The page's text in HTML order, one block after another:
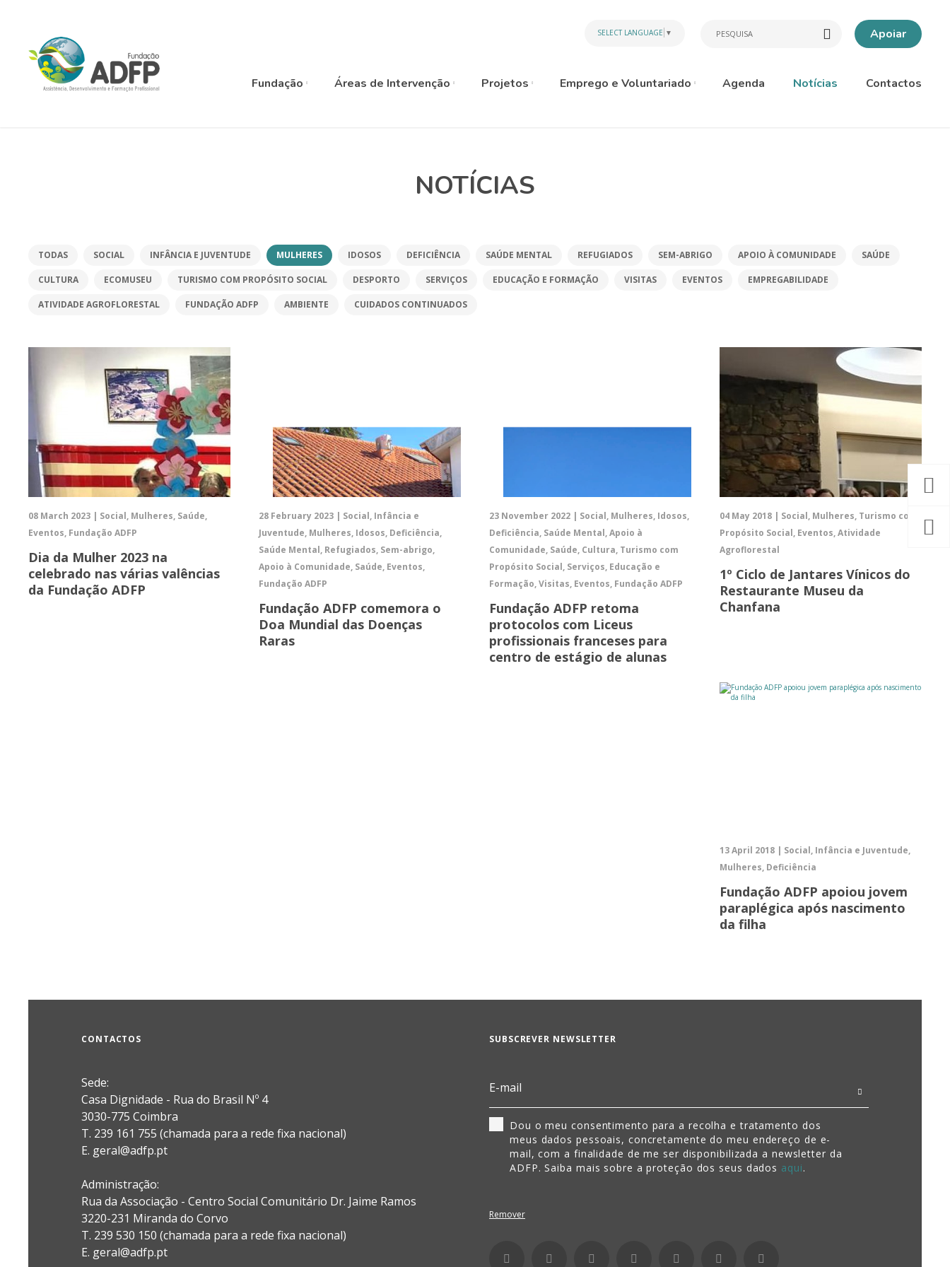
SELECT LANGUAGE ▼ Apoiar
Fundação Áreas de Intervenção Projetos Emprego e Voluntariado Agenda Notícias Contactos
NOTÍCIAS
TODAS SOCIAL INFÂNCIA E JUVENTUDE MULHERES IDOSOS DEFICIÊNCIA SAÚDE MENTAL REFUGIADOS SEM-ABRIGO APOIO À COMUNIDADE SAÚDE
CULTURA ECOMUSEU TURISMO COM PROPÓSITO SOCIAL DESPORTO SERVIÇOS EDUCAÇÃO E FORMAÇÃO VISITAS EVENTOS EMPREGABILIDADE
ATIVIDADE AGROFLORESTAL FUNDAÇÃO ADFP AMBIENTE CUIDADOS CONTINUADOS
08 March 2023 | Social, Mulheres, Saúde,
Eventos, Fundação ADFP
Dia da Mulher 2023 na
celebrado nas várias valências
da Fundação ADFP
28 February 2023 | Social, Infância e
Juventude, Mulheres, Idosos, Deficiência,
Saúde Mental, Refugiados, Sem-abrigo,
Apoio à Comunidade, Saúde, Eventos,
Fundação ADFP
Fundação ADFP comemora o
Doa Mundial das Doenças
Raras
23 November 2022 | Social, Mulheres, Idosos,
Deficiência, Saúde Mental, Apoio à
Comunidade, Saúde, Cultura, Turismo com
Propósito Social, Serviços, Educação e
Formação, Visitas, Eventos, Fundação ADFP
Fundação ADFP retoma
protocolos com Liceus
profissionais franceses para
centro de estágio de alunas
04 May 2018 | Social, Mulheres, Turismo com
Propósito Social, Eventos, Atividade
Agroflorestal
1º Ciclo de Jantares Vínicos do
Restaurante Museu da
Chanfana
13 April 2018 | Social, Infância e Juventude,
Mulheres, Deficiência
Fundação ADFP apoiou jovem
paraplégica após nascimento
da filha
CONTACTOS
Sede:
Casa Dignidade - Rua do Brasil Nº 4
3030-775 Coimbra
T. 239 161 755 (chamada para a rede fixa nacional)
E. geral@adfp.pt
Administração:
Rua da Associação - Centro Social Comunitário Dr. Jaime Ramos
3220-231 Miranda do Corvo
T. 239 530 150 (chamada para a rede fixa nacional)
E. geral@adfp.pt
SUBSCREVER NEWSLETTER
Dou o meu consentimento para a recolha e tratamento dos
meus dados pessoais, concretamente do meu endereço de e-
mail, com a finalidade de me ser disponibilizada a newsletter da
ADFP. Saiba mais sobre a proteção dos seus dados aqui.
Remover